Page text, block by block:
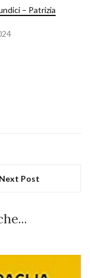
– Patrizia
Next Post